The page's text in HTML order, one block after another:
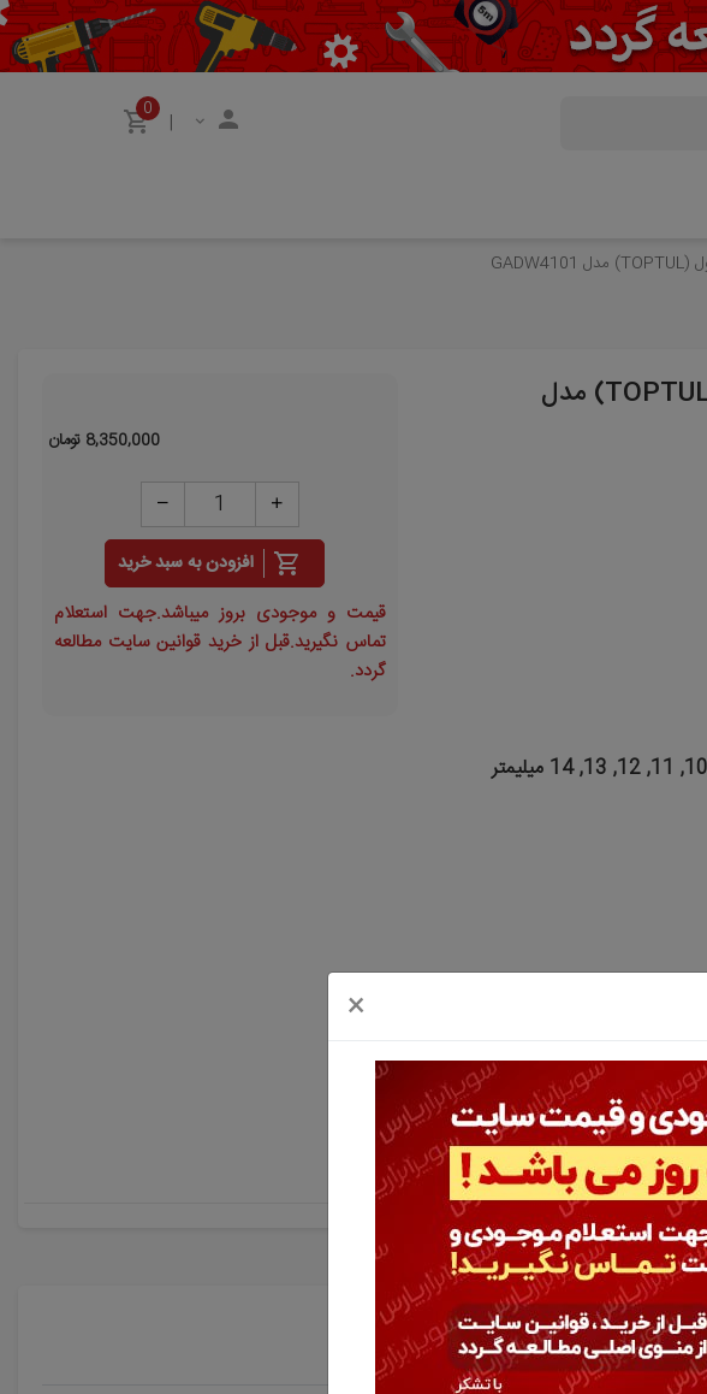
|
0
جعبه بکس 41 پارچه 1/4 تاپ تول (TOPTUL) مدل
8,350,000 تومان
افزودن به سبد خرید
قیمت و موجودی بروز میباشد.جهت استعلام
تماس نگیرید.قبل از خرید قوانین سایت مطالعه
گردد.
×